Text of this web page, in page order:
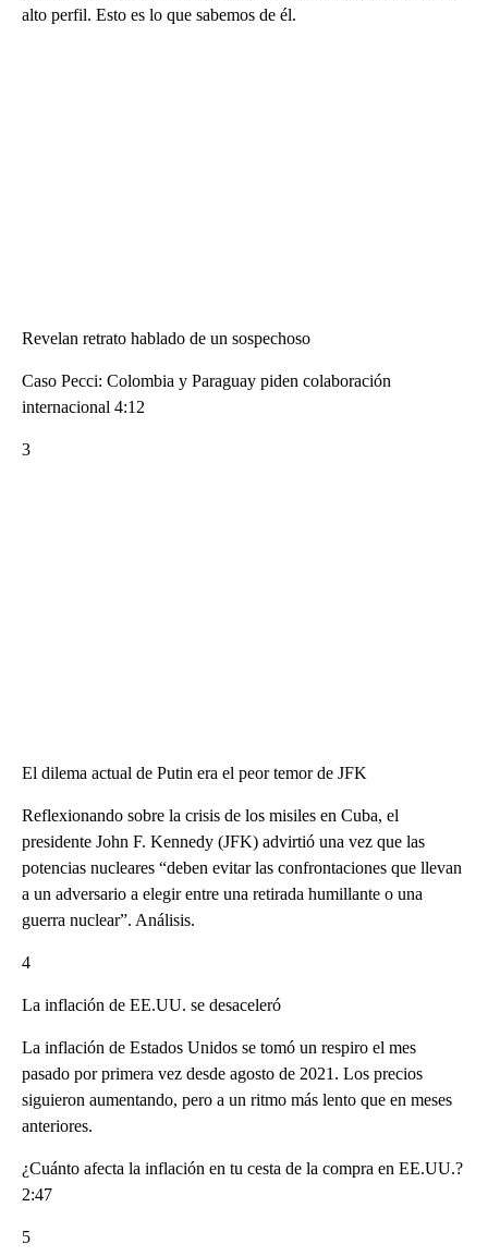
alto perfil. Esto es lo que sabemos de él.
Revelan retrato hablado de un sospechoso
Caso Pecci: Colombia y Paraguay piden colaboración
internacional 4:12
3
El dilema actual de Putin era el peor temor de JFK
Reflexionando sobre la crisis de los misiles en Cuba, el
presidente John F. Kennedy (JFK) advirtió una vez que las
potencias nucleares “deben evitar las confrontaciones que llevan
a un adversario a elegir entre una retirada humillante o una
guerra nuclear”. Análisis.
4
La inflación de EE.UU. se desaceleró
La inflación de Estados Unidos se tomó un respiro el mes
pasado por primera vez desde agosto de 2021. Los precios
siguieron aumentando, pero a un ritmo más lento que en meses
anteriores.
¿Cuánto afecta la inflación en tu cesta de la compra en EE.UU.?
2:47
5